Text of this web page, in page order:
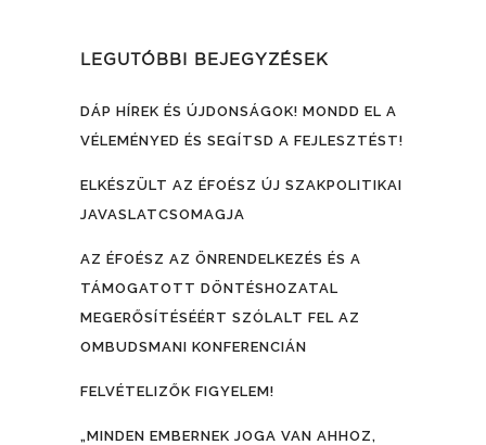
LEGUTÓBBI BEJEGYZÉSEK
DÁP HÍREK ÉS ÚJDONSÁGOK! MONDD EL A
VÉLEMÉNYED ÉS SEGÍTSD A FEJLESZTÉST!
ELKÉSZÜLT AZ ÉFOÉSZ ÚJ SZAKPOLITIKAI
JAVASLATCSOMAGJA
AZ ÉFOÉSZ AZ ÖNRENDELKEZÉS ÉS A
TÁMOGATOTT DÖNTÉSHOZATAL
MEGERŐSÍTÉSÉÉRT SZÓLALT FEL AZ
OMBUDSMANI KONFERENCIÁN
FELVÉTELIZŐK FIGYELEM!
„MINDEN EMBERNEK JOGA VAN AHHOZ,